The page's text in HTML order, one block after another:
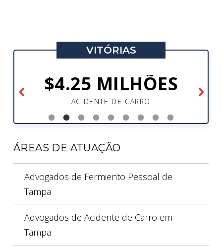
VITÓRIAS
$4.25 MILHÕES
ACIDENTE DE CARRO
ÁREAS DE ATUAÇÃO
Advogados de Fermiento Pessoal de
Tampa
Advogados de Acidente de Carro em
Tampa